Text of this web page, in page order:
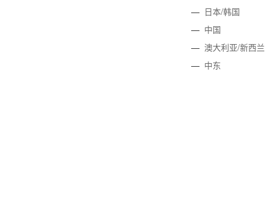
— 日本/韩国
— 中国
— 澳大利亚/新西兰
— 中东